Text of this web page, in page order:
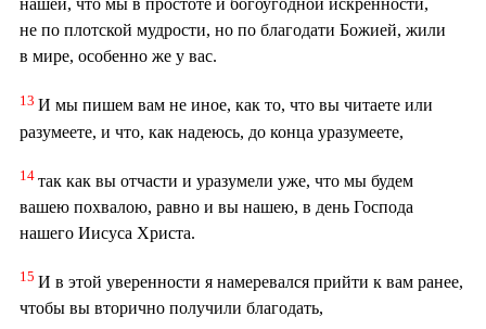
нашей, что мы в простоте и богоугодной искренности,
не по плотской мудрости, но по благодати Божией, жили
в мире, особенно же у вас.
13 И мы пишем вам не иное, как то, что вы читаете или
разумеете, и что, как надеюсь, до конца уразумеете,
14 так как вы отчасти и уразумели уже, что мы будем
вашею похвалою, равно и вы нашею, в день Господа
нашего Иисуса Христа.
15 И в этой уверенности я намеревался прийти к вам ранее,
чтобы вы вторично получили благодать,